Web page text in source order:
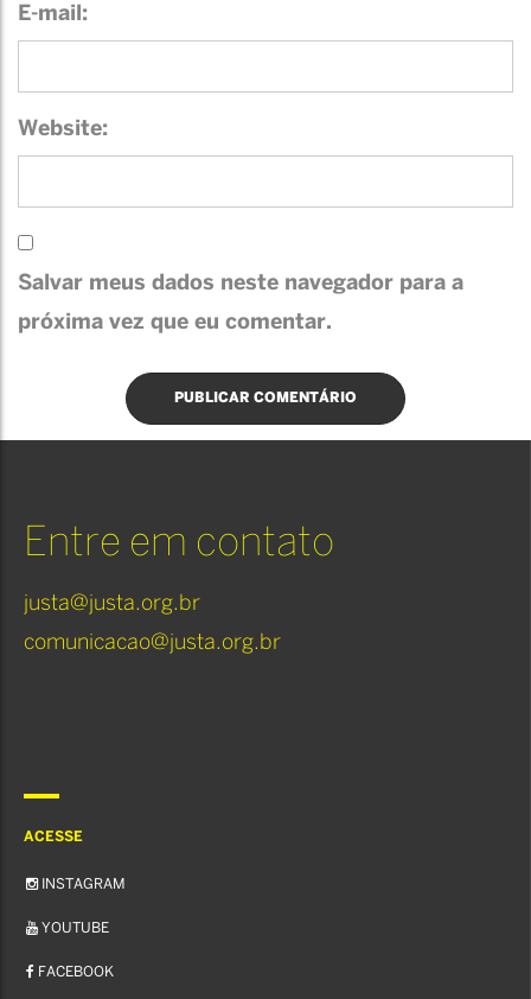
E-mail:
Website:
Salvar meus dados neste navegador para a
próxima vez que eu comentar.
Entre em contato
justa@justa.org.br
comunicacao@justa.org.br
ACESSE
INSTAGRAM
YOUTUBE
FACEBOOK